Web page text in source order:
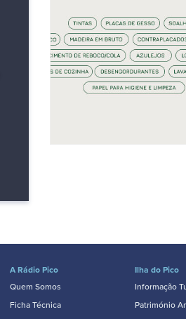
A Rádio Pico
Quem Somos
Ficha Técnica
Ilha do Pico
Informação
Património